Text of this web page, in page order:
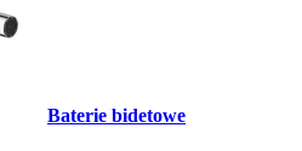
Baterie bidetowe